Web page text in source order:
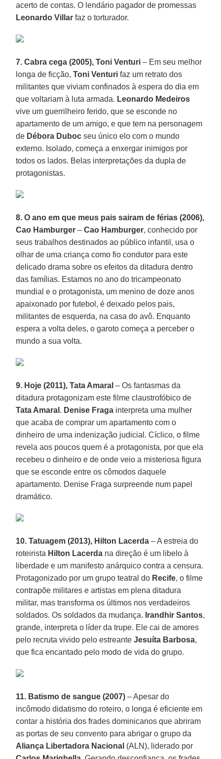
acerto de contas. O lendário pagador de promessas
Leonardo Villar faz o torturador.
7. Cabra cega (2005), Toni Venturi – Em seu melhor
longa de ficção,Toni Venturi faz um retrato dos
militantes que viviam confinados à espera do dia em
que voltariam à luta armada. Leonardo Medeiros
vive um guerrilheiro ferido, que se esconde no
apartamento de um amigo, e que tem na personagem
de Débora Duboc seu único elo com o mundo
externo. Isolado, começa a enxergar inimigos por
todos os lados. Belas interpretações da dupla de
protagonistas.
8. O ano em que meus pais sairam de férias (2006),
Cao Hamburger –Cao Hamburger, conhecido por
seus trabalhos destinados ao público infantil, usa o
olhar de uma criança como fio condutor para este
delicado drama sobre os efeitos da ditadura dentro
das famílias. Estamos no ano do tricampeonato
mundial e o protagonista, um menino de doze anos
apaixonado por futebol, é deixado pelos pais,
militantes de esquerda, na casa do avô. Enquanto
espera a volta deles, o garoto começa a perceber o
mundo a sua volta.
9. Hoje (2011), Tata Amaral – Os fantasmas da
ditadura protagonizam este filme claustrofóbico de
Tata Amaral . Denise Fraga interpreta uma mulher
que acaba de comprar um apartamento com o
dinheiro de uma indenização judicial. Cíclico, o filme
revela aos poucos quem é a protagonista, por que ela
recebeu o dinheiro e de onde veio a misteriosa figura
que se esconde entre os cômodos daquele
apartamento. Denise Fraga surpreende num papel
dramático.
10. Tatuagem (2013), Hilton Lacerda – A estreia do
roteirista Hilton Lacerda na direção é um libelo à
liberdade e um manifesto anárquico contra a censura.
Protagonizado por um grupo teatral do Recife, o filme
contrapõe militares e artistas em plena ditadura
militar, mas transforma os últimos nos verdadeiros
soldados. Os soldados da mudança. Irandhir Santos,
grande, interpreta o líder da trupe. Ele cai de amores
pelo recruta vivido pelo estreante Jesuíta Barbosa,
que fica encantado pelo modo de vida do grupo.
11. Batismo de sangue (2007) – Apesar do
incômodo didatismo do roteiro, o longa é eficiente em
contar a história dos frades dominicanos que abriram
as portas de seu convento para abrigar o grupo da
Aliança Libertadora Nacional (ALN), liderado por